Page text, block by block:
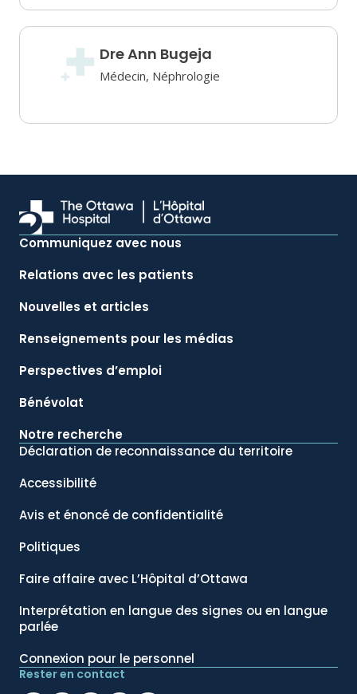
Dre Ann Bugeja
Médecin, Néphrologie
Communiquez avec nous
Relations avec les patients
Nouvelles et articles
Renseignements pour les médias
Perspectives d’emploi
Bénévolat
Notre recherche
Déclaration de reconnaissance du territoire
Accessibilité
Avis et énoncé de confidentialité
Politiques
Faire affaire avec L’Hôpital d’Ottawa
Interprétation en langue des signes ou en langue
parlée
Connexion pour le personnel
Rester en contact